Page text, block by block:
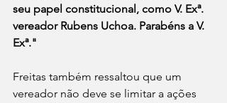
seu papel constitucional, como V. Exª.
vereador Rubens Uchoa. Parabéns a V.
Exª."
Freitas também ressaltou que um
vereador não deve se limitar a ações